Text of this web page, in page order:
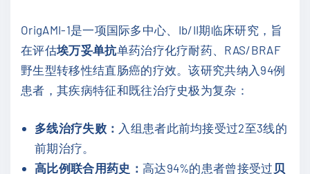
OrigAMI-1是一项国际多中心、Ib/II期临床研究，旨
在评估埃万妥单抗单药治疗化疗耐药、RAS/BRAF
野生型转移性结直肠癌的疗效。该研究共纳入94例
患者，其疾病特征和既往治疗史极为复杂：
多线治疗失败： 入组患者此前均接受过2至3线的
前期治疗。
高比例联合用药史： 高达94%的患者曾接受过 贝